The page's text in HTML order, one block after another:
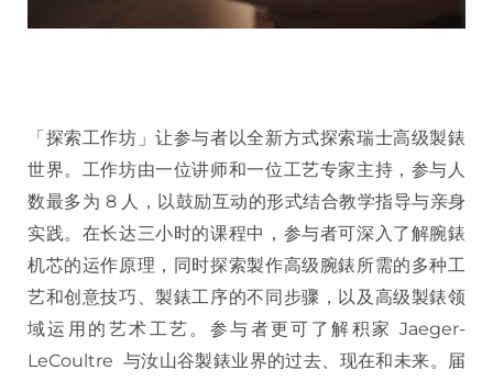
「探索工作坊」让参与者以全新方式探索瑞士高级製錶
世界。工作坊由一位讲师和一位工艺专家主持，参与人
数最多为 8 人，以鼓励互动的形式结合教学指导与亲身
实践。在长达三小时的课程中，参与者可深入了解腕錶
机芯的运作原理，同时探索製作高级腕錶所需的多种工
艺和创意技巧、製錶工序的不同步骤，以及高级製錶领
域运用的艺术工艺。参与者更可了解积家 Jaeger-
LeCoultre 与汝山谷製錶业界的过去、现在和未来。届